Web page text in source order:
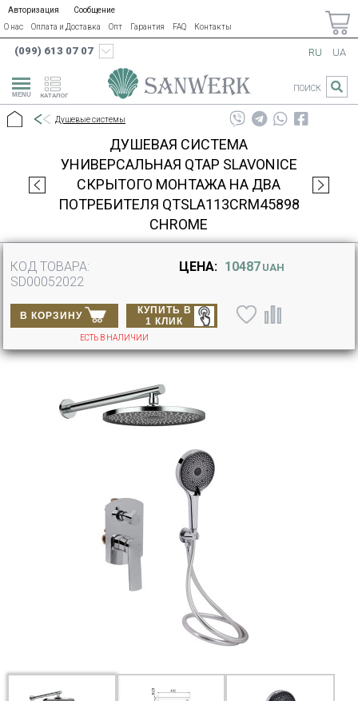
Авторизация
Сообщение
О нас
Оплата и Доставка Опт Гарантия FAQ Контакты
(099) 613 07 07
КАТАЛОГ
RU UA
ПОИСК
Душевые системы
ДУШЕВАЯ СИСТЕМА
УНИВЕРСАЛЬНАЯ QTAP SLAVONICE
СКРЫТОГО МОНТАЖА НА ДВА
ПОТРЕБИТЕЛЯ QTSLA113CRM45898
CHROME
КОД ТОВАРА:
SD00052022
ЦЕНА: 10487 UAH
В КОРЗИНУ
КУПИТЬ В
1 КЛИК
ЕСТЬ В НАЛИЧИИ